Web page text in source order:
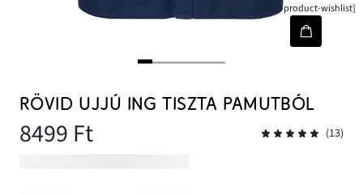
[node-product-wishlist]
RÖVID UJJÚ ING TISZTA PAMUTBÓL
8499 Ft (13)